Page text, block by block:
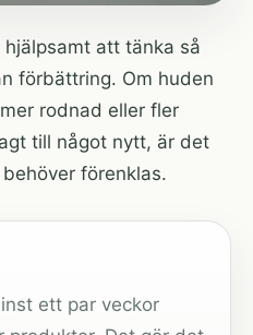
att tänka så
förbättring. Om huden
rodnad eller fler
till något nytt, är det
förenklas.
ett par veckor